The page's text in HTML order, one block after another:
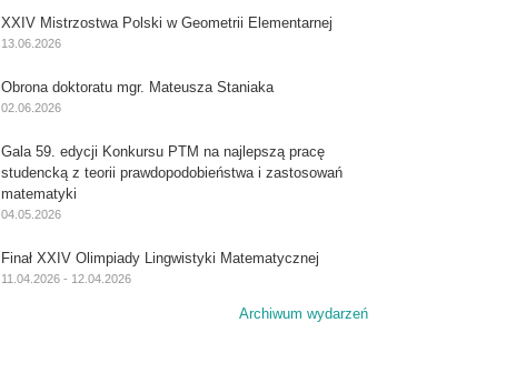
XXIV Mistrzostwa Polski w Geometrii Elementarnej
13.06.2026
Obrona doktoratu mgr. Mateusza Staniaka
02.06.2026
Gala 59. edycji Konkursu PTM na najlepszą pracę
studencką z teorii prawdopodobieństwa i zastosowań
matematyki
04.05.2026
Finał XXIV Olimpiady Lingwistyki Matematycznej
11.04.2026 - 12.04.2026
Archiwum wydarzeń